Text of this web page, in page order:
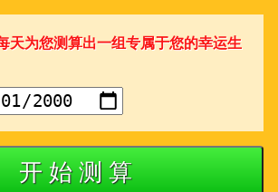
天为您测算出一组专属于您的幸运生
开 始 测 算